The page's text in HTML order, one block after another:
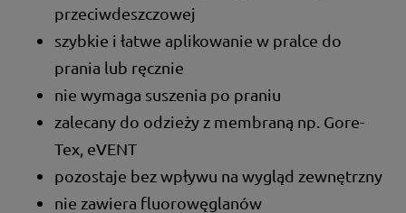
przeciwdeszczowej
szybkie i łatwe aplikowanie w pralce do
prania lub ręcznie
nie wymaga suszenia po praniu
zalecany do odzieży z membraną np. Gore-
Tex, eVENT
pozostaje bez wpływu na wygląd zewnętrzny
nie zawiera fluorowęglanów